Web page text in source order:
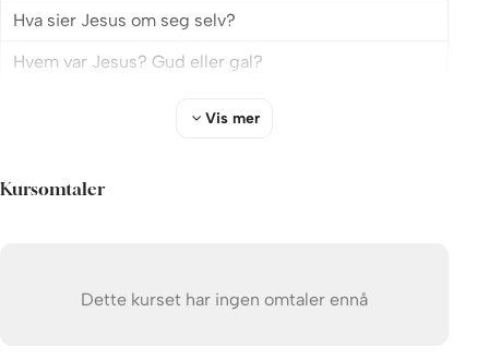
Hva sier Jesus om seg selv?
Hvem var Jesus? Gud eller gal?
Hva er den beste forklaringen?
Skriv en omtale av kurset
Vis mer
Kursomtaler
Dette kurset har ingen omtaler ennå